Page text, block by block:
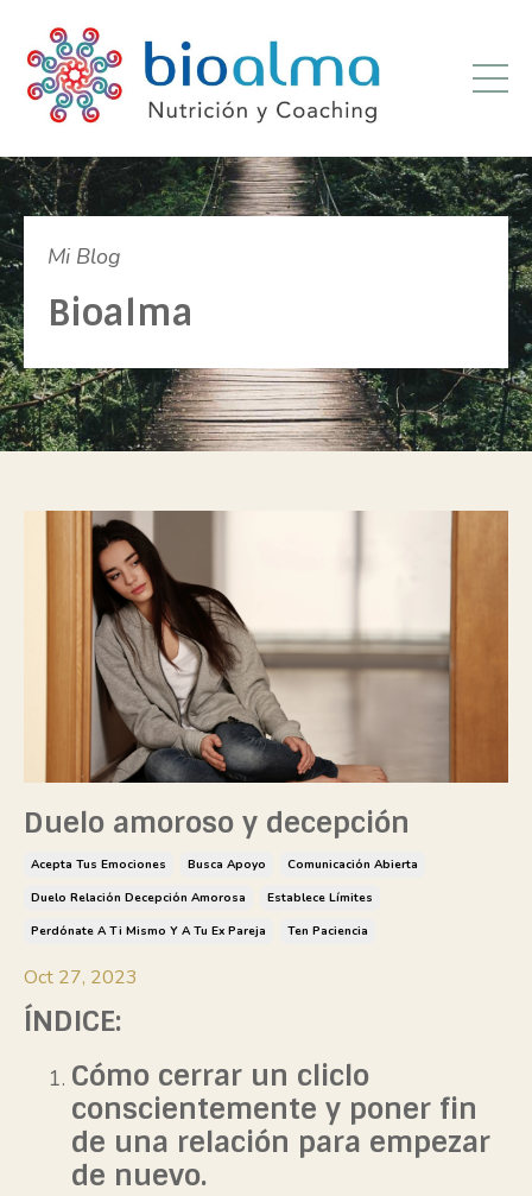
Mi Blog
Bioalma
Duelo amoroso y decepción
Acepta Tus Emociones Busca Apoyo
Comunicación Abierta
Duelo Relación Decepción Amorosa
Establece Límites
Perdónate A Ti Mismo Y A Tu Ex Pareja
Ten Paciencia
Oct 27, 2023
ÍNDICE:
Cómo cerrar un cliclo
conscientemente y poner fin
de una relación para empezar
de nuevo.